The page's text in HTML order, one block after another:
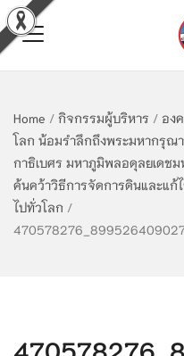
Home / กิจกรรมผู้บริหาร / อง
โลก น้อมรำลึกถึงพระมหากรุณ
กาธิเบศร มหาภูมิพลอดุลยเดช
ค้นคว้าวิธีการจัดการดินและแ
ไปทั่วโลก /